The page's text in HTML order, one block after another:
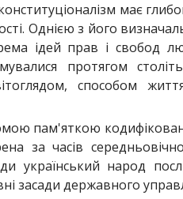
має
Однією з його
ідей прав і свобод
протягом
способом
пам'яткою
за часів
український народ
засади державного